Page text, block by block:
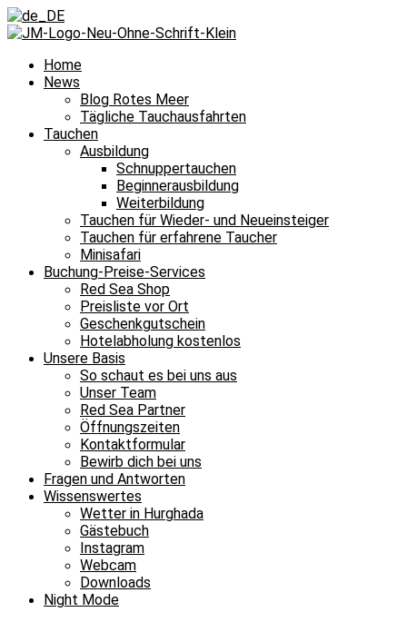
Home
News
Blog Rotes Meer
Tägliche Tauchausfahrten
Tauchen
Ausbildung
Schnuppertauchen
Beginnerausbildung
Weiterbildung
Tauchen für Wieder- und Neueinsteiger
Tauchen für erfahrene Taucher
Minisafari
Buchung-Preise-Services
Red Sea Shop
Preisliste vor Ort
Geschenkgutschein
Hotelabholung kostenlos
Unsere Basis
So schaut es bei uns aus
Unser Team
Red Sea Partner
Öffnungszeiten
Kontaktformular
Bewirb dich bei uns
Fragen und Antworten
Wissenswertes
Wetter in Hurghada
Gästebuch
Instagram
Webcam
Downloads
Night Mode